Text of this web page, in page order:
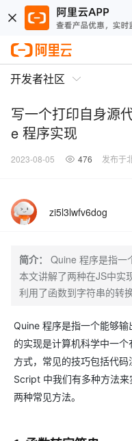
开发者社区
写一个打印自身源
e 程序实现
2023-08-05 476 发布于
zi5l3lwfv6dog
简介：
Quine 程序是指一
本文讲解了两种在JS中实
利用了函数到字符串的转
Quine 程序是指一个能够
的实现是计算机科学中一
方式，常见的技巧包括代
Script 中我们有多种方法
两种常见方法。